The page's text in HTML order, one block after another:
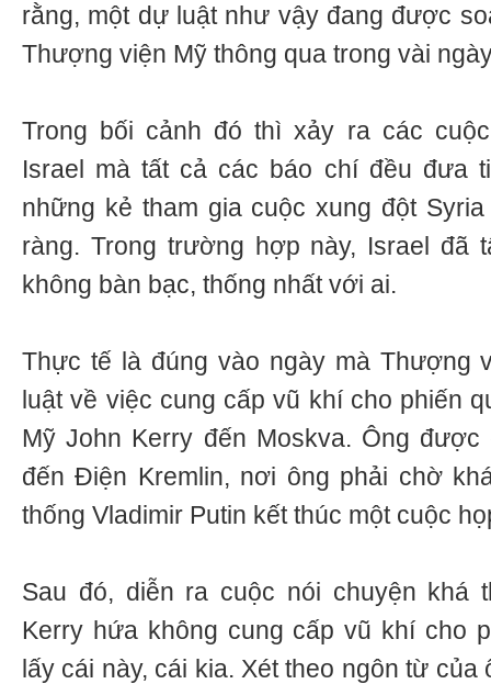
rằng, một dự luật như vậy đang được
Thượng viện Mỹ thông qua trong vài
Trong bối cảnh đó thì xảy ra các
Israel mà tất cả các báo chí đều đưa
những kẻ tham gia cuộc xung đột
ràng. Trong trường hợp này, Israel đã
không bàn bạc, thống nhất với ai.
Thực tế là đúng vào ngày mà Thượng
luật về việc cung cấp vũ khí cho phiến
Mỹ John Kerry đến Moskva. Ông
đến Điện Kremlin, nơi ông phải chờ
thống Vladimir Putin kết thúc một cuộc
Sau đó, diễn ra cuộc nói chuyện khá
Kerry hứa không cung cấp vũ khí cho
lấy cái này, cái kia. Xét theo ngôn từ của